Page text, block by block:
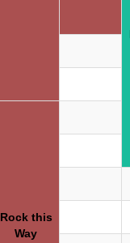
Rock this
Way